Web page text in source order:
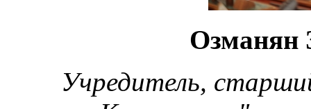
Озманян
Учредитель,